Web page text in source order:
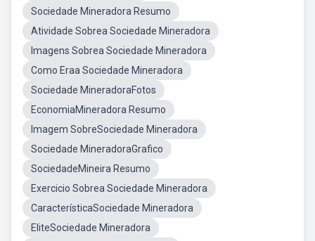
Sociedade Mineradora Resumo
Atividade Sobrea Sociedade Mineradora
Imagens Sobrea Sociedade Mineradora
Como Eraa Sociedade Mineradora
Sociedade MineradoraFotos
EconomiaMineradora Resumo
Imagem SobreSociedade Mineradora
Sociedade MineradoraGrafico
SociedadeMineira Resumo
Exercicio Sobrea Sociedade Mineradora
CaracterísticaSociedade Mineradora
EliteSociedade Mineradora